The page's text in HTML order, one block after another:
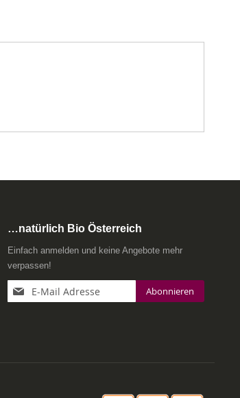
…natürlich Bio Österreich
Einfach anmelden und keine Angebote mehr
verpassen!
Anmeldung
zum
Abonnieren